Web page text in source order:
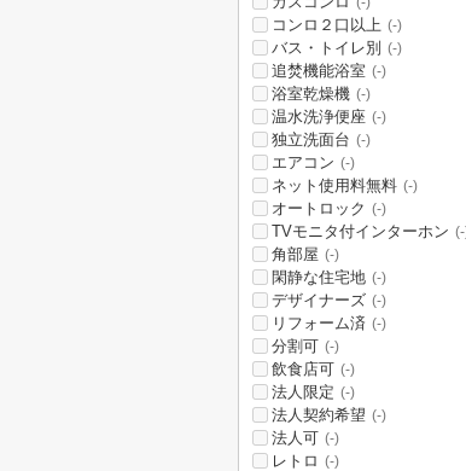
コンロ２口以上 (-)
バス・トイレ別 (-)
追焚機能浴室 (-)
浴室乾燥機 (-)
温水洗浄便座 (-)
独立洗面台 (-)
エアコン (-)
ネット使用料無料 (-)
オートロック (-)
TVモニタ付インターホン
角部屋 (-)
閑静な住宅地 (-)
デザイナーズ (-)
リフォーム済 (-)
分割可 (-)
飲食店可 (-)
法人限定 (-)
法人契約希望 (-)
法人可 (-)
レトロ (-)